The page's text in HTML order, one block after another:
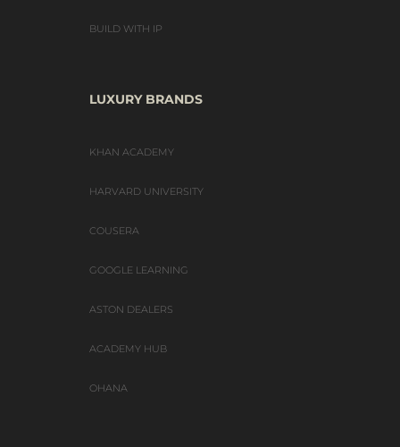
BUILD WITH IP
LUXURY BRANDS
KHAN ACADEMY
HARVARD UNIVERSITY
COUSERA
GOOGLE LEARNING
ASTON DEALERS
ACADEMY HUB
OHANA